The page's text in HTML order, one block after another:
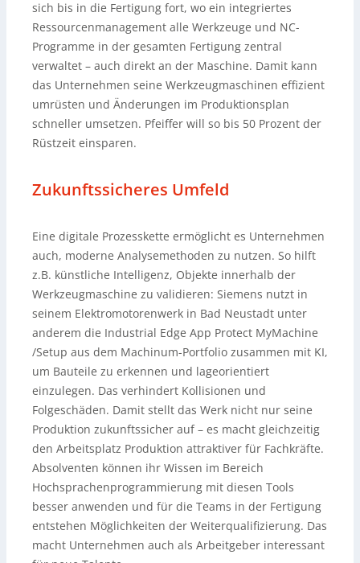
sich bis in die Fertigung fort, wo ein integriertes
Ressourcenmanagement alle Werkzeuge und NC-
Programme in der gesamten Fertigung zentral
verwaltet – auch direkt an der Maschine. Damit kann
das Unternehmen seine Werkzeugmaschinen effizient
umrüsten und Änderungen im Produktionsplan
schneller umsetzen. Pfeiffer will so bis 50 Prozent der
Rüstzeit einsparen.
Zukunftssicheres Umfeld
Eine digitale Prozesskette ermöglicht es Unternehmen
auch, moderne Analysemethoden zu nutzen. So hilft
z.B. künstliche Intelligenz, Objekte innerhalb der
Werkzeugmaschine zu validieren: Siemens nutzt in
seinem Elektromotorenwerk in Bad Neustadt unter
anderem die Industrial Edge App Protect MyMachine
/Setup aus dem Machinum-Portfolio zusammen mit KI,
um Bauteile zu erkennen und lageorientiert
einzulegen. Das verhindert Kollisionen und
Folgeschäden. Damit stellt das Werk nicht nur seine
Produktion zukunftssicher auf – es macht gleichzeitig
den Arbeitsplatz Produktion attraktiver für Fachkräfte.
Absolventen können ihr Wissen im Bereich
Hochsprachenprogrammierung mit diesen Tools
besser anwenden und für die Teams in der Fertigung
entstehen Möglichkeiten der Weiterqualifizierung. Das
macht Unternehmen auch als Arbeitgeber interessant